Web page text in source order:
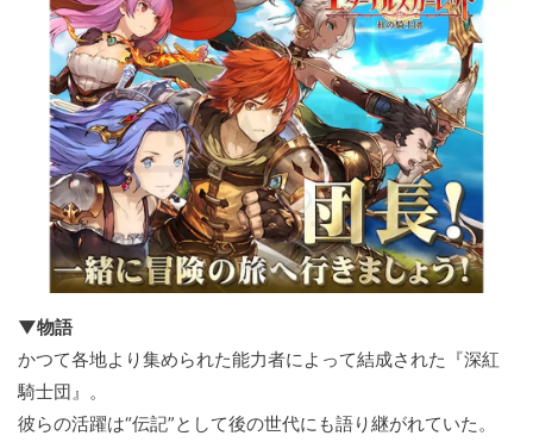
▼物語
かつて各地より集められた能力者によって結成された『深紅
騎士団』。
彼らの活躍は“伝記”として後の世代にも語り継がれていた。